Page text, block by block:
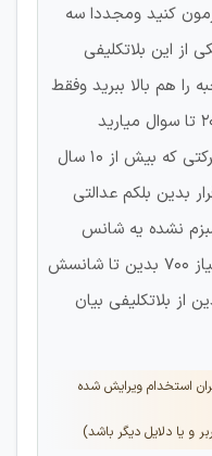
کنید ومجددا سه
از این بلاتکلیفی
را هم بالا ببرید وفقط
متکی به مدرک گرای نباشید آخه ۲۰۰ تا سوال میارید
رقابتش میدن با اون بنده خدای شرکتی که بیش از ۱۰ سال
بدین بلکم عدالتی
نشده یه شانس
دوباره با اون مصاحبه به همون امتیاز ۷۰۰ بدین تا شانسش
از بلاتکلیفی بیان
استخدام ویرایش شده
و یا دلایل دیگر باشد)